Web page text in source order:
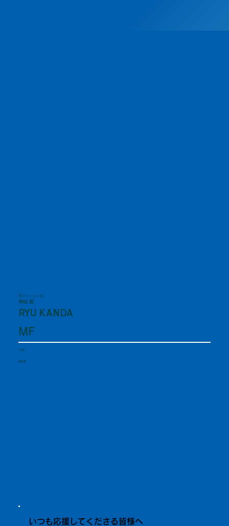
男子サッカー部
神田 龍
RYU KANDA
MF
1年生
愛知県
いつも応援してくださる皆様へ